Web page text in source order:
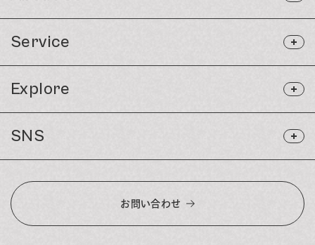
Service
Explore
SNS
お問い合わせ